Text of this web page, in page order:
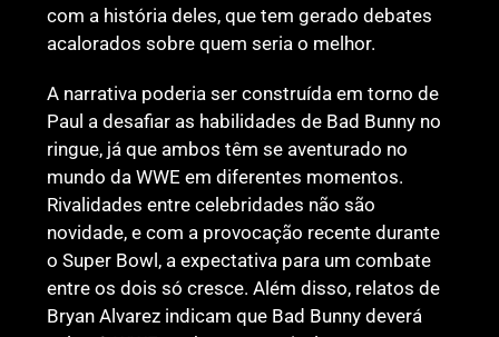
com a história deles, que tem gerado debates
acalorados sobre quem seria o melhor.
A narrativa poderia ser construída em torno de
Paul a desafiar as habilidades de Bad Bunny no
ringue, já que ambos têm se aventurado no
mundo da WWE em diferentes momentos.
Rivalidades entre celebridades não são
novidade, e com a provocação recente durante
o Super Bowl, a expectativa para um combate
entre os dois só cresce. Além disso, relatos de
Bryan Alvarez indicam que Bad Bunny deverá